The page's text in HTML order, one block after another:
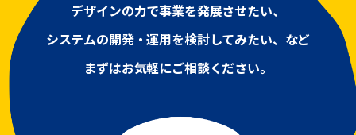
デザインの力で事業を発展させたい、
システムの開発・運用を検討してみたい、など
まずはお気軽にご相談ください。